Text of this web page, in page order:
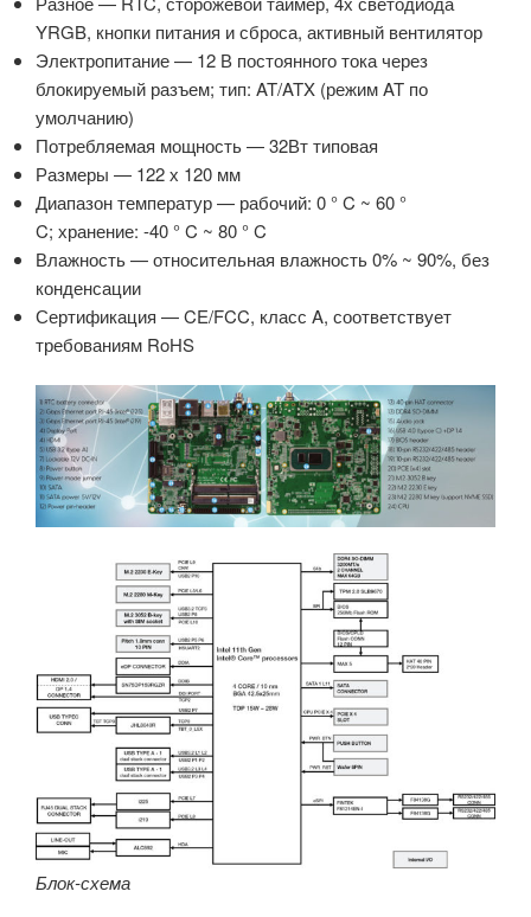
YRGB, кнопки питания и сброса, активный вентилятор
Электропитание — 12 В постоянного тока через
блокируемый разъем; тип: AT/ATX (режим AT по
умолчанию)
Потребляемая мощность — 32Вт типовая
Размеры — 122 х 120 мм
Диапазон температур — рабочий: 0 ° C ~ 60 °
C; хранение: -40 ° C ~ 80 ° C
Влажность — относительная влажность 0% ~ 90%, без
конденсации
Сертификация — CE/FCC, класс A, соответствует
требованиям RoHS
Блок-схема